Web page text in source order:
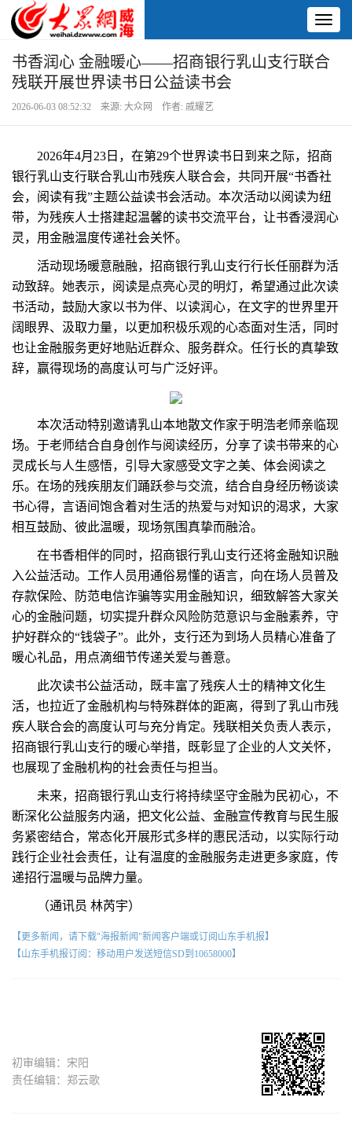
书香润心 金融暖心——招商银行乳山支行联合
残联开展世界读书日公益读书会
2026-06-03 08:52:32 来源: 大众网 作者: 戚耀艺
2026年4月23日，在第29个世界读书日到来之际，招商
银行乳山支行联合乳山市残疾人联合会，共同开展“书香社
会，阅读有我”主题公益读书会活动。本次活动以阅读为纽
带，为残疾人士搭建起温馨的读书交流平台，让书香浸润心
灵，用金融温度传递社会关怀。
活动现场暖意融融，招商银行乳山支行行长任丽群为活
动致辞。她表示，阅读是点亮心灵的明灯，希望通过此次读
书活动，鼓励大家以书为伴、以读润心，在文字的世界里开
阔眼界、汲取力量，以更加积极乐观的心态面对生活，同时
也让金融服务更好地贴近群众、服务群众。任行长的真挚致
辞，赢得现场的高度认可与广泛好评。
本次活动特别邀请乳山本地散文作家于明浩老师亲临现
场。于老师结合自身创作与阅读经历，分享了读书带来的心
灵成长与人生感悟，引导大家感受文字之美、体会阅读之
乐。在场的残疾朋友们踊跃参与交流，结合自身经历畅谈读
书心得，言语间饱含着对生活的热爱与对知识的渴求，大家
相互鼓励、彼此温暖，现场氛围真挚而融洽。
在书香相伴的同时，招商银行乳山支行还将金融知识融
入公益活动。工作人员用通俗易懂的语言，向在场人员普及
存款保险、防范电信诈骗等实用金融知识，细致解答大家关
心的金融问题，切实提升群众风险防范意识与金融素养，守
护好群众的“钱袋子”。此外，支行还为到场人员精心准备了
暖心礼品，用点滴细节传递关爱与善意。
此次读书公益活动，既丰富了残疾人士的精神文化生
活，也拉近了金融机构与特殊群体的距离，得到了乳山市残
疾人联合会的高度认可与充分肯定。残联相关负责人表示，
招商银行乳山支行的暖心举措，既彰显了企业的人文关怀，
也展现了金融机构的社会责任与担当。
未来，招商银行乳山支行将持续坚守金融为民初心，不
断深化公益服务内涵，把文化公益、金融宣传教育与民生服
务紧密结合，常态化开展形式多样的惠民活动，以实际行动
践行企业社会责任，让有温度的金融服务走进更多家庭，传
递招行温暖与品牌力量。
（通讯员 林芮宇）
【更多新闻，请下载"海报新闻"新闻客户端或订阅山东手机报】
【山东手机报订阅：移动用户发送短信SD到10658000】
初审编辑：宋阳
责任编辑：郑云歌